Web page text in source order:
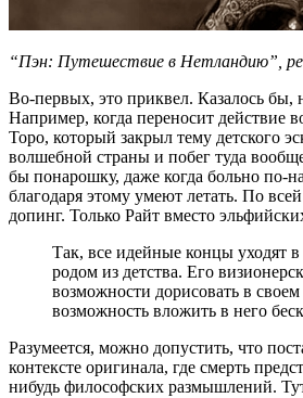
“Пэн: Путешествие в Нетландию”,
Во-первых, это приквел. Казалось бы,
Например, когда переносит действие
Торо, который закрыл тему детского
волшебной страны и побег туда
бы понарошку, даже когда больно по-
благодаря этому умеют летать. По
допинг. Только Райт вместо
Так, все идейные концы уходят
родом из детства. Его
возможности дорисовать в
возможность вложить в него
Разумеется, можно допустить, что
контексте оригинала, где смерть
нибудь философских размышлений.